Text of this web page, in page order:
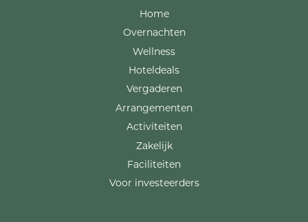
Home
Overnachten
Wellness
Hoteldeals
Vergaderen
Arrangementen
Activiteiten
Zakelijk
Faciliteiten
Voor investeerders